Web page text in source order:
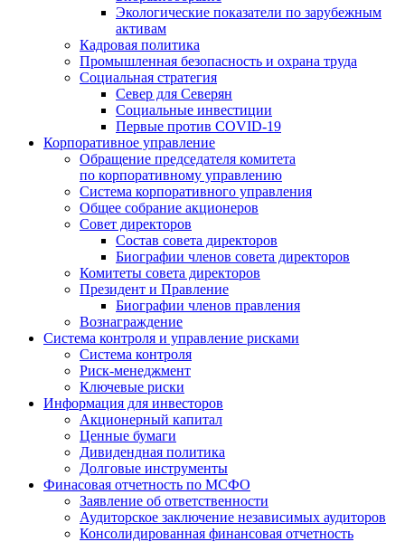
Экологические показатели по зарубежным
активам
Кадровая политика
Промышленная безопасность и охрана труда
Социальная стратегия
Север для Северян
Социальные инвестиции
Первые против COVID‑19
Корпоративное управление
Обращение председателя комитета
по корпоративному управлению
Система корпоративного управления
Общее собрание акционеров
Совет директоров
Состав совета директоров
Биографии членов совета директоров
Комитеты совета директоров
Президент и Правление
Биографии членов правления
Вознаграждение
Система контроля и управление рисками
Система контроля
Риск-менеджмент
Ключевые риски
Информация для инвесторов
Акционерный капитал
Ценные бумаги
Дивидендная политика
Долговые инструменты
Финасовая отчетность по МСФО
Заявление об ответственности
Аудиторское заключение независимых аудиторов
Консолидированная финансовая отчетность